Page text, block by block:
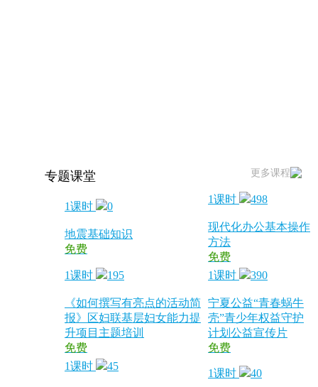
更多课程
专题课堂
1课时 0
地震基础知识
免费
1课时 498
现代化办公基本操作
方法
免费
1课时
195
《如何撰写有亮点的活动简
报》区妇联基层妇女能力提
升项目主题培训
免费
1课时 390
宁夏公益“青春蜗牛
壳”青少年权益守护
计划公益宣传片
免费
1课时
45
1课时 40